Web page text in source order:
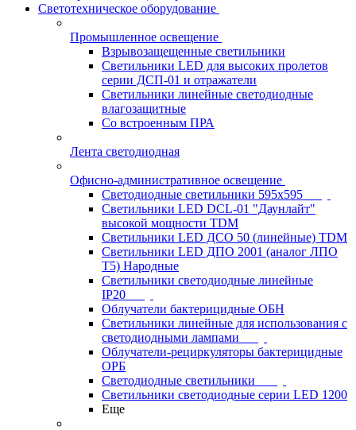
Светотехническое оборудование
Промышленное освещение
Взрывозащещенные светильники
Светильники LED для высоких пролетов
серии ДСП-01 и отражатели
Светильники линейные светодиодные
влагозащитные
Со встроенным ПРА
Лента светодиодная
Офисно-административное освещение
Светодиодные светильники 595x595
Светильники LED DCL-01 "Даунлайт"
высокой мощности TDM
Светильники LED ДСО 50 (линейные) TDM
Светильники LED ДПО 2001 (аналог ЛПО
Т5) Народные
Светильники светодиодные линейные
IP20
Облучатели бактерицидные ОБН
Светильники линейные для использования с
светодиодными лампами
Облучатели-рециркуляторы бактерицидные
ОРБ
Светодиодные светильники
Светильники светодиодные серии LED 1200
Еще